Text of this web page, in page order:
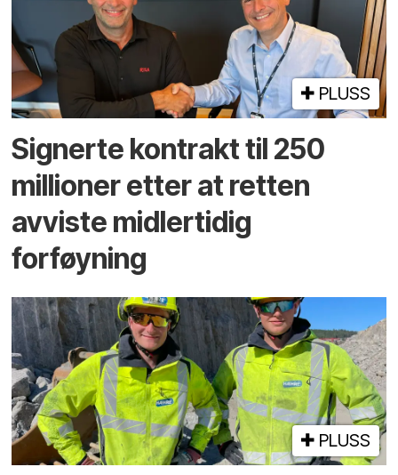
PLUSS
Signerte kontrakt til 250
millioner etter at retten
avviste midlertidig
forføyning
PLUSS